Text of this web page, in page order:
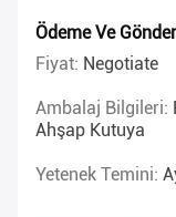
Ödeme Ve
Fiyat: Negotiate
Ambalaj Bilgileri:
Ahşap Kutuya
Yetenek Temini: